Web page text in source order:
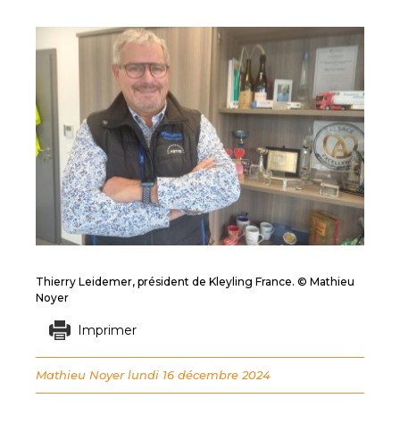
Thierry Leidemer, président de Kleyling France. © Mathieu
Noyer
Imprimer
Mathieu Noyer lundi 16 décembre 2024